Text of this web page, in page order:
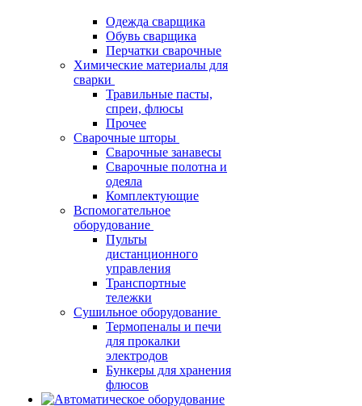
Одежда сварщика
Обувь сварщика
Перчатки сварочные
Химические материалы для
сварки
Травильные пасты,
спреи, флюсы
Прочее
Сварочные шторы
Сварочные занавесы
Сварочные полотна и
одеяла
Комплектующие
Вспомогательное
оборудование
Пульты
дистанционного
управления
Транспортные
тележки
Сушильное оборудование
Термопеналы и печи
для прокалки
электродов
Бункеры для хранения
флюсов